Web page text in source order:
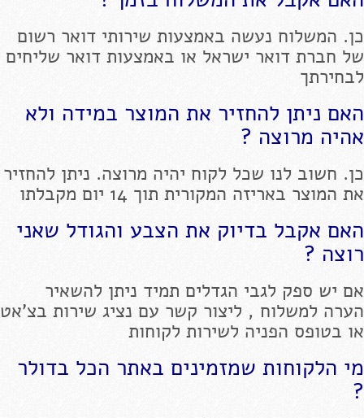
כן. המשלוח נעשה באמצעות שירותי דואר רשום
של חברת דואר ישראל או באמצעות דואר שליחים
לבחירתך
האם ניתן להחזיר את המוצר במידה ולא
אהיה מרוצה ?
כן. חשוב לנו שכל לקוח יהיה מרוצה. ניתן להחזיר
את המוצר באריזה המקורית תוך 14 יום מקבלתו
האם אקבל בדיוק את הצבע והגודל שאני
רוצה ?
אם יש ספק לגבי הגדלים תמיד ניתן להשאיר
הערה למשלוח , ליצור קשר עם נציג שירות בצ'אט
או בטופס הפניה לשירות לקוחות
מי הלקוחות שמזמינים באתר הכל בדולר
?